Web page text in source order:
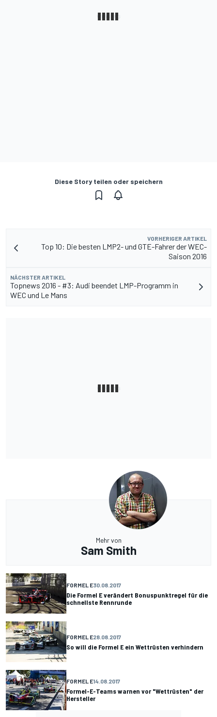
Diese Story teilen oder speichern
VORHERIGER ARTIKEL
Top 10: Die besten LMP2- und GTE-Fahrer der WEC-
Saison 2016
NÄCHSTER ARTIKEL
Topnews 2016 - #3: Audi beendet LMP-Programm in
WEC und Le Mans
Mehr von
Sam Smith
FORMEL E30.08.2017
Die Formel E verändert Bonuspunktregel für die
schnellste Rennrunde
FORMEL E28.08.2017
So will die Formel E ein Wettrüsten verhindern
FORMEL E14.08.2017
Formel-E-Teams warnen vor "Wettrüsten" der
Hersteller